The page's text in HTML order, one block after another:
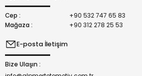
Cep :
+90 532 747 65 83
Mağaza :
+90 312 278 25 53
E-posta İletişim
Bize Ulaşın :